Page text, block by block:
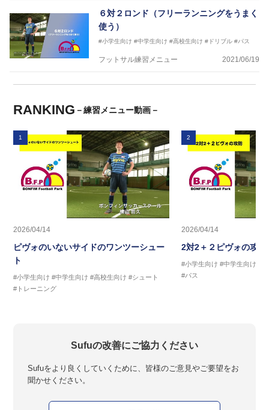
６対２ロンド（フリーランニングをうまく
使う）
#小学生向け #中学生向け #高校生向け #ドリブル #パス
フットサル練習メニュー 2021/06/19
RANKING －練習メニュー動画－
1
2026/04/14
ピヴォのいないサイドのワンツーシュー
ト
#小学生向け #中学生向け #高校生向け #シュート
#トレーニング
2
2026/04/14
2対2＋２ピヴォの攻防
#小学生向け #中学生向け
#パス
Sufuの改善にご協力ください
Sufuをより良くしていくために、皆様のご意見やご要望をお
聞かせください。